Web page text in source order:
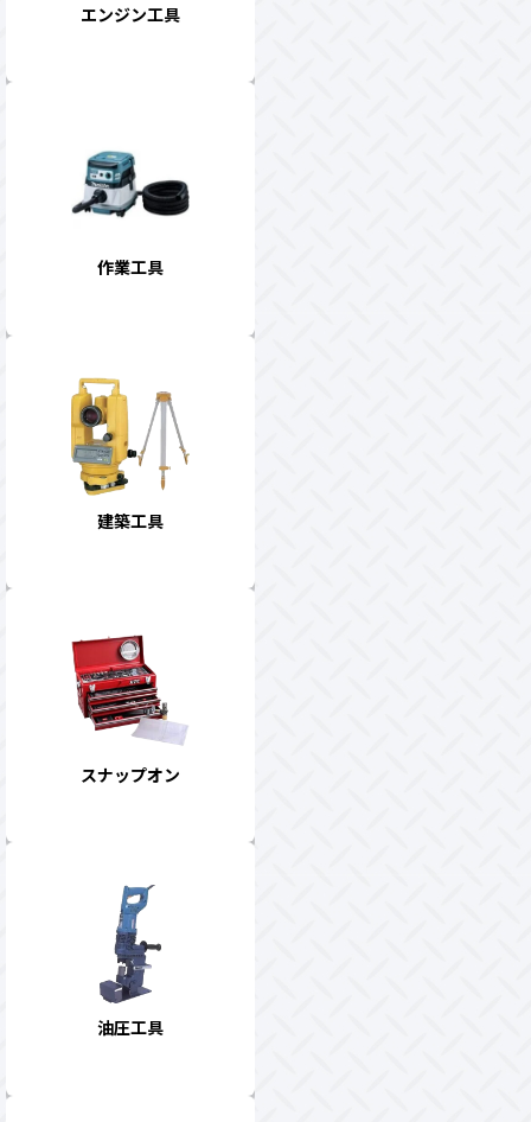
エンジン工具
作業工具
建築工具
スナップオン
油圧工具